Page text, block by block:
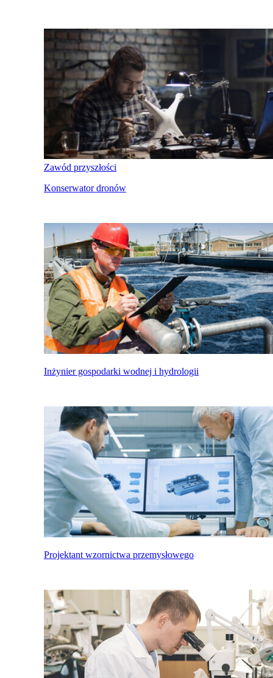
Zawód przyszłości
Konserwator dronów
Inżynier gospodarki wodnej i hydrologii
Projektant wzornictwa przemysłowego